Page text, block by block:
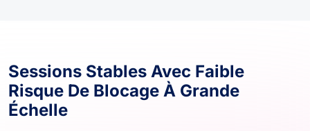
Sessions Stables Avec Faible
Risque De Blocage À Grande
Échelle